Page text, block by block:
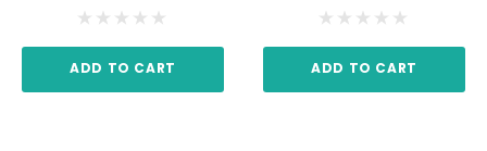
ADD TO CART ADD TO CART